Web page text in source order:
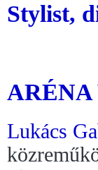
Stylist,
ARÉNA
Lukács